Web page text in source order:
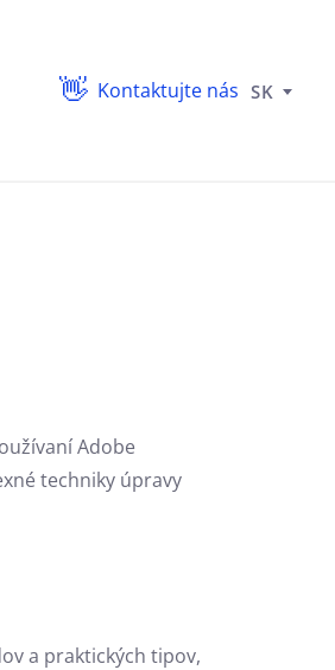
Kontaktujte nás SK
Adobe
techniky úpravy
a praktických tipov,